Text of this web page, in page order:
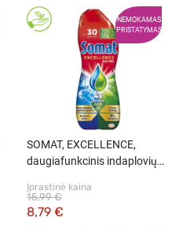
NEMOKAMAS
PRISTATYMAS
SOMAT, EXCELLENCE,
daugiafunkcinis indaplovių
Įprastinė kaina
8,79 €
15,99 €